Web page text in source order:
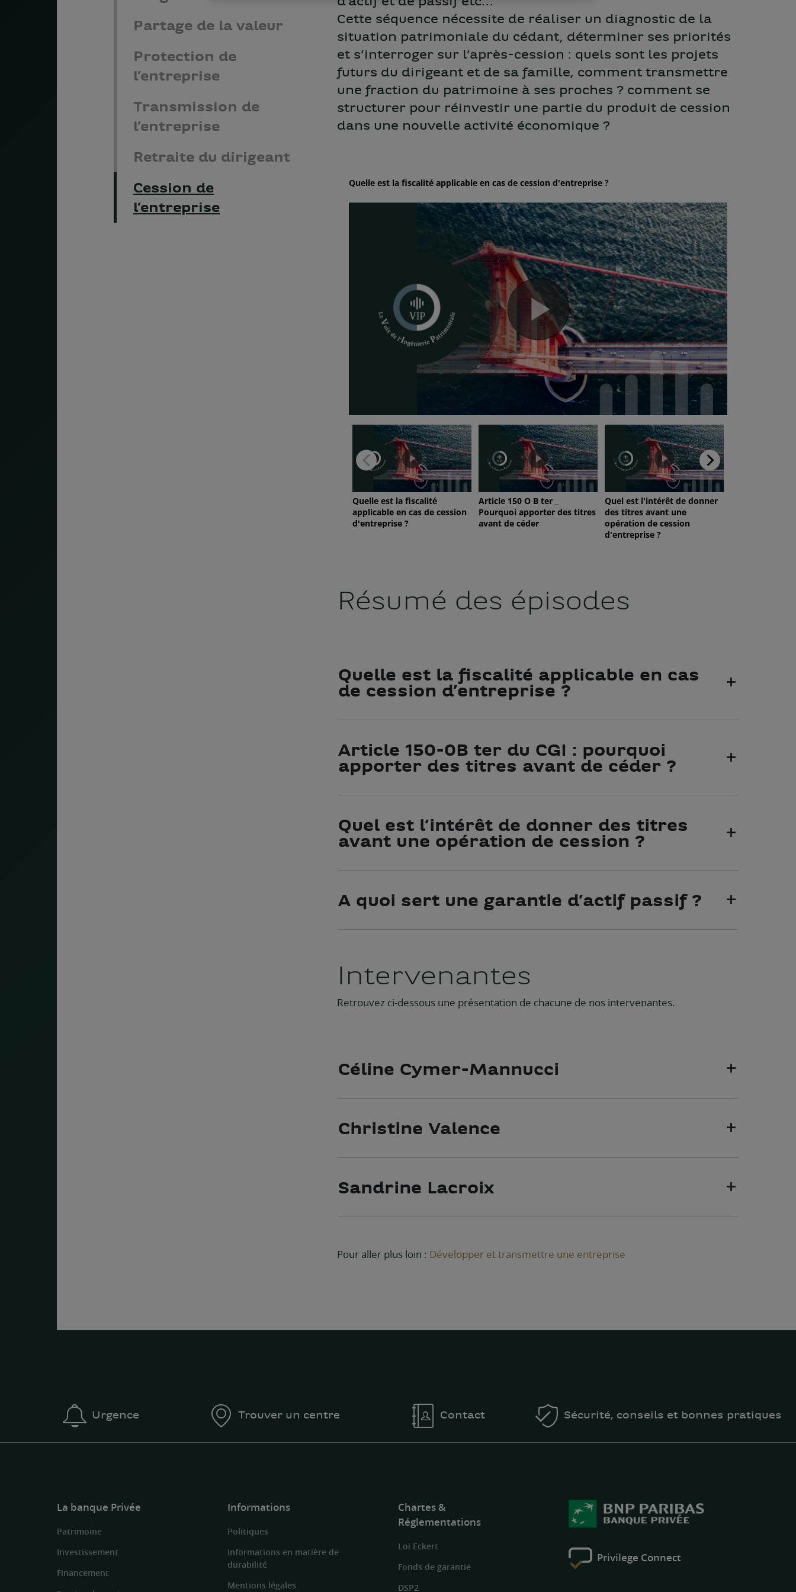
Partage de la valeur
Protection de
l’entreprise
Transmission de
l’entreprise
Retraite du dirigeant
Cession de
l’entreprise
Cette séquence nécessite de réaliser un diagnostic de la
situation patrimoniale du cédant, déterminer ses priorités
et s’interroger sur l’après-cession : quels sont les projets
futurs du dirigeant et de sa famille, comment transmettre
une fraction du patrimoine à ses proches ? comment se
structurer pour réinvestir une partie du produit de cession
dans une nouvelle activité économique ?
Résumé des épisodes
Quelle est la fiscalité applicable en cas
de cession d’entreprise ?
Article 150-0B ter du CGI : pourquoi
apporter des titres avant de céder ?
Quel est l’intérêt de donner des titres
avant une opération de cession ?
A quoi sert une garantie d’actif passif ?
Intervenantes
Retrouvez ci-dessous une présentation de chacune de nos intervenantes.
Céline Cymer-Mannucci
Christine Valence
Sandrine Lacroix
Pour aller plus loin : Développer et transmettre une entreprise
Urgence Trouver un centre Contact Sécurité, conseils et bonnes pratiques
La banque Privée
Patrimoine
Investissement
Financement
Informations
Politiques
Informations en matière de
durabilité
Mentions légales
Chartes &
Réglementations
Loi Eckert
Fonds de garantie
DSP2
Privilege Connect